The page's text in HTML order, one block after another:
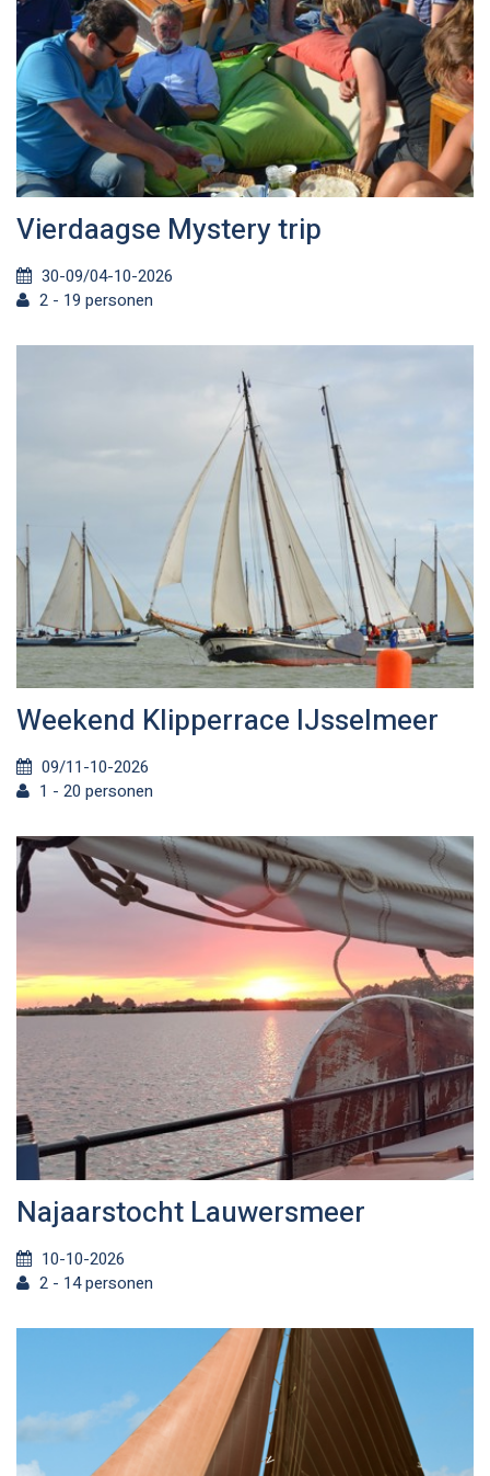
Vierdaagse Mystery trip
30-09/04-10-2026
2 - 19 personen
Weekend Klipperrace IJsselmeer
09/11-10-2026
1 - 20 personen
Najaarstocht Lauwersmeer
10-10-2026
2 - 14 personen